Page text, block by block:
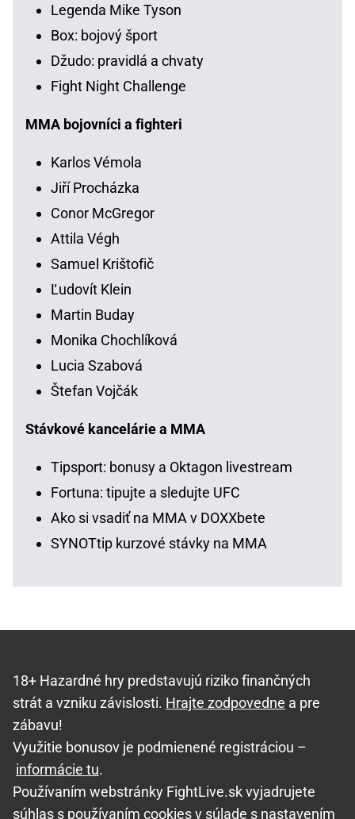
Legenda Mike Tyson
Box: bojový šport
Džudo: pravidlá a chvaty
Fight Night Challenge
MMA bojovníci a fighteri
Karlos Vémola
Jiří Procházka
Conor McGregor
Attila Végh
Samuel Krištofič
Ľudovít Klein
Martin Buday
Monika Chochlíková
Lucia Szabová
Štefan Vojčák
Stávkové kancelárie a MMA
Tipsport: bonusy a Oktagon livestream
Fortuna: tipujte a sledujte UFC
Ako si vsadiť na MMA v DOXXbete
SYNOTtip kurzové stávky na MMA
18+ Hazardné hry predstavujú riziko finančných
strát a vzniku závislosti. Hrajte zodpovedne a pre
zábavu!
Využitie bonusov je podmienené registráciou –
informácie tu.
Používaním webstránky FightLive.sk vyjadrujete
súhlas s používaním cookies v súlade s nastavením